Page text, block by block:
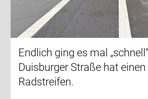
Endlich ging es mal
Duisburger Straße hat einen
Radstreifen.